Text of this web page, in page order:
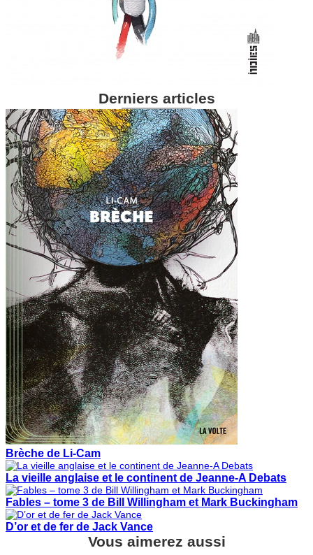
Derniers articles
Brèche de Li-Cam
La vieille anglaise et le continent de Jeanne-A Debats
Fables – tome 3 de Bill Willingham et Mark Buckingham
D’or et de fer de Jack Vance
Vous aimerez aussi